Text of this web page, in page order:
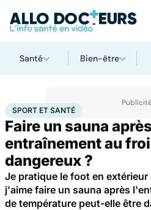
Santé Bien-être
AccueilBien-êtreSport santé Sport et
SPORT ET SANTÉ
Faire un sauna
entraînement au
dangereux ?
Je pratique le foot en
j'aime faire un sauna après
de température peut-elle être